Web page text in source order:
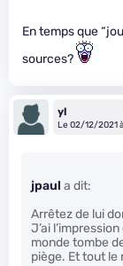
En temps que
sources?
yl
Le 02/12/2021
jpaul a dit:
Arrêtez de lui
J’ai
monde tombe
piège. Et tout le